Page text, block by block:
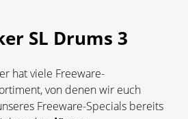
SL Drums 3
hat viele Freeware-
von denen wir euch
Freeware-Specials bereits